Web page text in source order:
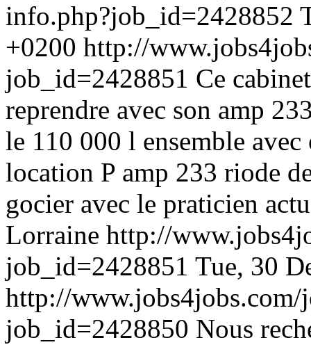
info.php?job_id=2428852
+0200 http://
job_id=2428851 Ce
reprendre avec son amp
le 110 000 l ensemble
location P amp 233 riode
gocier avec le praticien
Lorraine http://
job_id=2428851 Tue, 30
http://www.jobs4jobs.com/
job_id=2428850 Nous